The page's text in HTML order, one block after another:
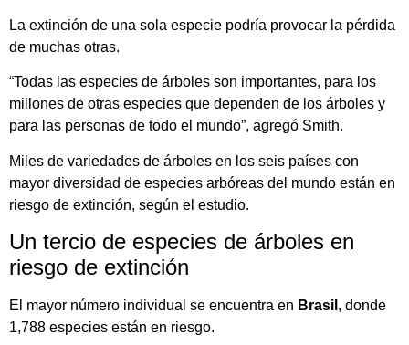
La extinción de una sola especie podría provocar la pérdida
de muchas otras.
“Todas las especies de árboles son importantes, para los
millones de otras especies que dependen de los árboles y
para las personas de todo el mundo”, agregó Smith.
Miles de variedades de árboles en los seis países con
mayor diversidad de especies arbóreas del mundo están en
riesgo de extinción, según el estudio.
Un tercio de especies de árboles en
riesgo de extinción
El mayor número individual se encuentra en Brasil , donde
1,788 especies están en riesgo.